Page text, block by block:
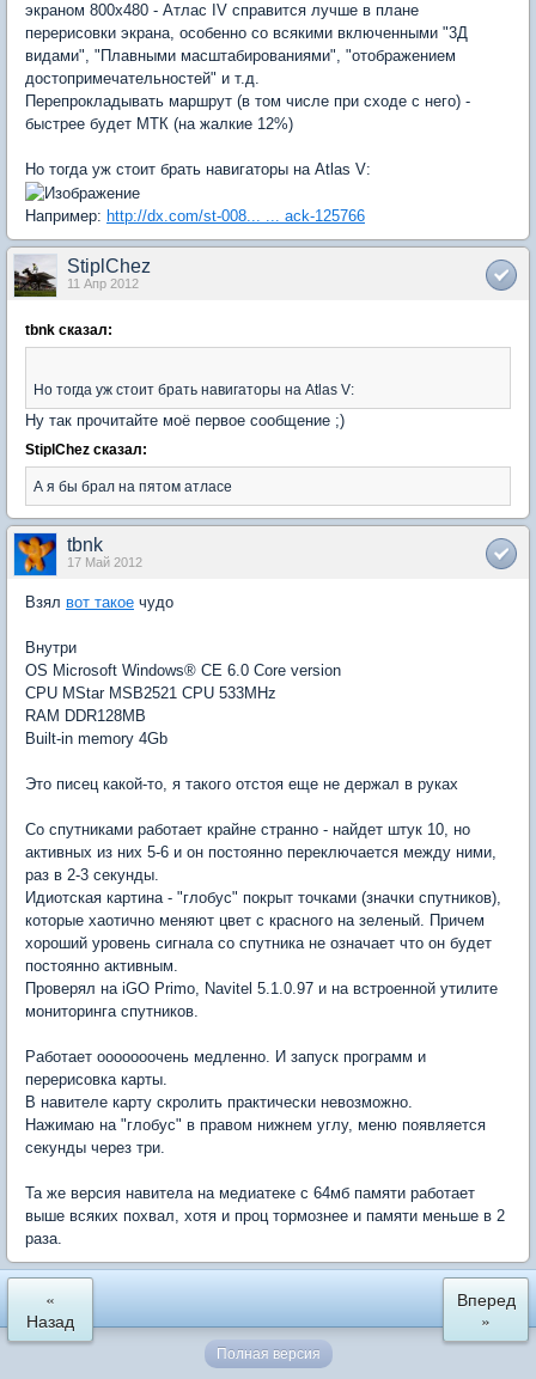
экраном 800х480 - Атлас IV справится лучше в плане
перерисовки экрана, особенно со всякими включенными "3Д
видами", "Плавными масштабированиями", "отображением
достопримечательностей" и т.д.
Перепрокладывать маршрут (в том числе при сходе с него) -
быстрее будет МТК (на жалкие 12%)
Но тогда уж стоит брать навигаторы на Atlas V:
Например: http://dx.com/st-008... ... ack-125766
StiplChez
11 Апр 2012
tbnk сказал:
Но тогда уж стоит брать навигаторы на Atlas V:
Ну так прочитайте моё первое сообщение ;)
StiplChez сказал:
А я бы брал на пятом атласе
tbnk
17 Май 2012
Взял вот такое чудо
Внутри
OS Microsoft Windows® CE 6.0 Core version
CPU MStar MSB2521 CPU 533MHz
RAM DDR128MB
Built-in memory 4Gb
Это писец какой-то, я такого отстоя еще не держал в руках
Со спутниками работает крайне странно - найдет штук 10, но
активных из них 5-6 и он постоянно переключается между ними,
раз в 2-3 секунды.
Идиотская картина - "глобус" покрыт точками (значки спутников),
которые хаотично меняют цвет с красного на зеленый. Причем
хороший уровень сигнала со спутника не означает что он будет
постоянно активным.
Проверял на iGO Primo, Navitel 5.1.0.97 и на встроенной утилите
мониторинга спутников.
Работает ооооооочень медленно. И запуск программ и
перерисовка карты.
В навителе карту скролить практически невозможно.
Нажимаю на "глобус" в правом нижнем углу, меню появляется
секунды через три.
Та же версия навитела на медиатеке с 64мб памяти работает
выше всяких похвал, хотя и проц тормознее и памяти меньше в 2
раза.
«
Назад
Вперед
»
Полная версия